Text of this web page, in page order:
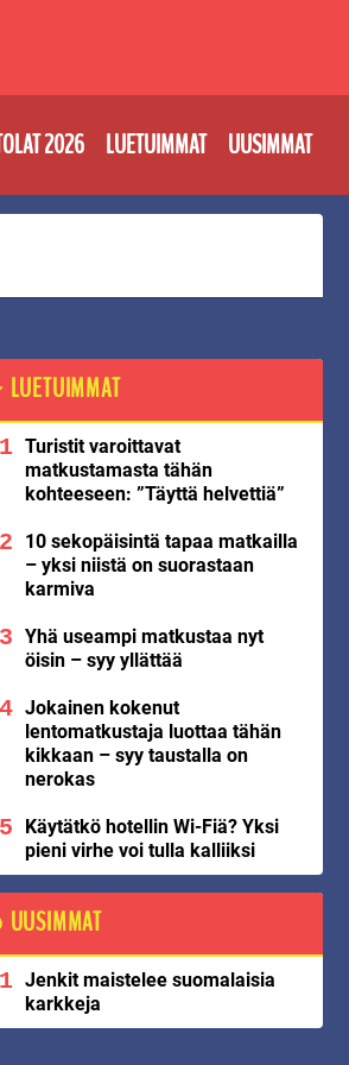
2026 LUETUIMMAT UUSIMMAT
LUETUIMMAT
Turistit varoittavat
matkustamasta tähän
kohteeseen: ”Täyttä helvettiä”
10 sekopäisintä tapaa matkailla
– yksi niistä on suorastaan
karmiva
Yhä useampi matkustaa nyt
öisin – syy yllättää
Jokainen kokenut
lentomatkustaja luottaa tähän
kikkaan – syy taustalla on
nerokas
Käytätkö hotellin Wi-Fiä? Yksi
pieni virhe voi tulla kalliiksi
UUSIMMAT
Jenkit maistelee suomalaisia
karkkeja